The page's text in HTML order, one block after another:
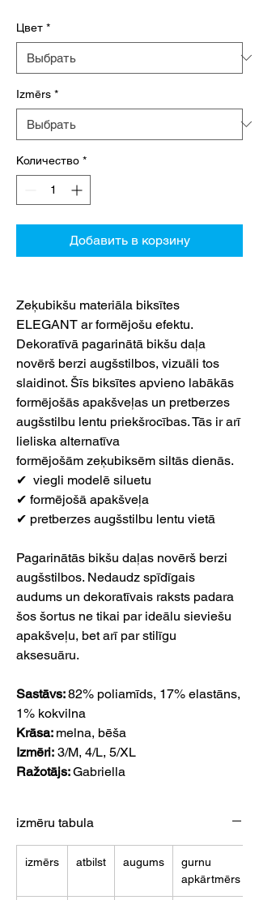
Цвет *
Izmērs *
Количество *
Добавить в корзину
Zeķubikšu materiāla biksītes
ELEGANT ar formējošu efektu.
Dekoratīvā pagarinātā bikšu daļa
novērš berzi augšstilbos, vizuāli tos
slaidinot. Šīs biksītes apvieno labākās
formējošās apakšveļas un pretberzes
augšstilbu lentu priekšrocības. Tās ir arī
lieliska alternatīva
formējošām zeķubiksēm siltās dienās.
✔ viegli modelē siluetu
✔ formējošā apakšveļa
✔ pretberzes augšstilbu lentu vietā
Pagarinātās bikšu daļas novērš berzi
augšstilbos. Nedaudz spīdīgais
audums un dekoratīvais raksts padara
šos šortus ne tikai par ideālu sieviešu
apakšveļu, bet arī par stilīgu
aksesuāru.
Sastāvs:82% poliamīds, 17% elastāns,
1% kokvilna
Krāsa: melna, bēša
Izmēri: 3/M, 4/L, 5/XL
Ražotājs:Gabriella
izmēru tabula
izmērs atbilst augums
gurnu
apkārtmērs